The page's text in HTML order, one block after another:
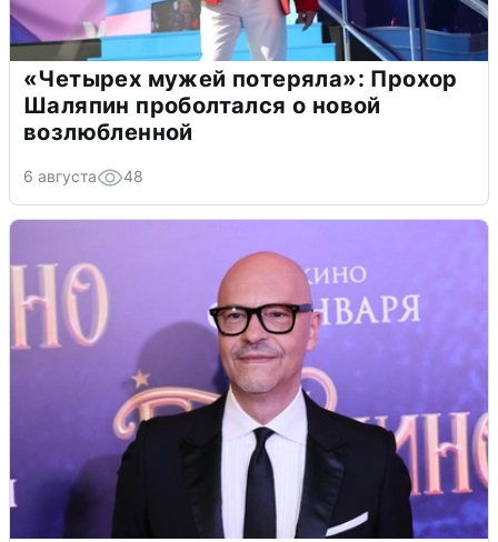
«Четырех мужей потеряла»: Прохор
Шаляпин проболтался о новой
возлюбленной
6 августа 48